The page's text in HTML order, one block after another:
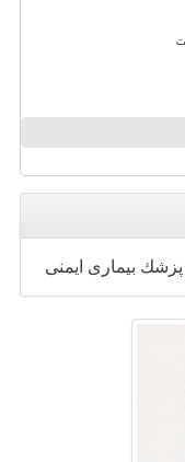
پزشك بیماری ایمنی